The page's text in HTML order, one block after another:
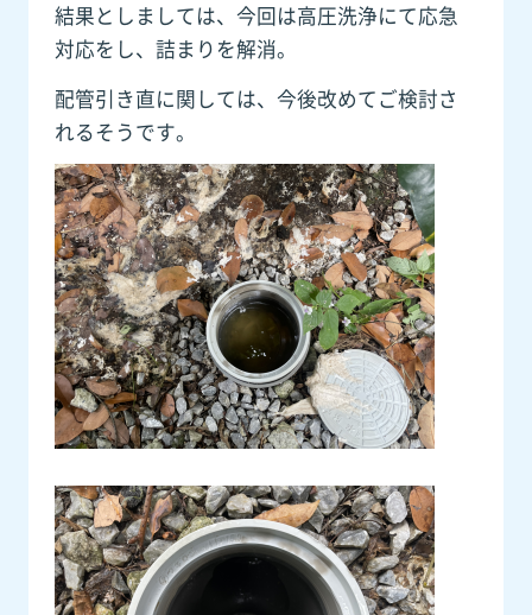
結果としましては、今回は高圧洗浄にて応急
対応をし、詰まりを解消。
配管引き直に関しては、今後改めてご検討さ
れるそうです。